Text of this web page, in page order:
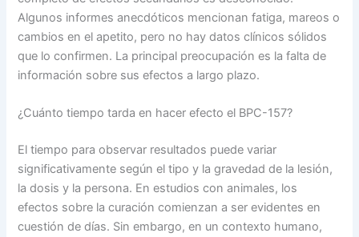
Algunos informes anecdóticos mencionan fatiga, mareos o
cambios en el apetito, pero no hay datos clínicos sólidos
que lo confirmen. La principal preocupación es la falta de
información sobre sus efectos a largo plazo.
¿Cuánto tiempo tarda en hacer efecto el BPC-157?
El tiempo para observar resultados puede variar
significativamente según el tipo y la gravedad de la lesión,
la dosis y la persona. En estudios con animales, los
efectos sobre la curación comienzan a ser evidentes en
cuestión de días. Sin embargo, en un contexto humano,